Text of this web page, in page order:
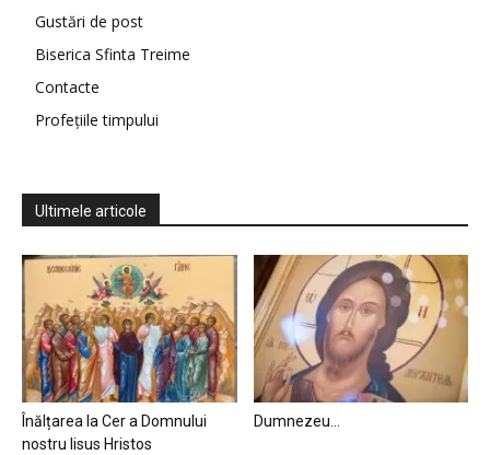
Gustări de post
Biserica Sfinta Treime
Contacte
Profețiile timpului
Ultimele articole
Înălțarea la Cer a Domnului
nostru Iisus Hristos
Dumnezeu…